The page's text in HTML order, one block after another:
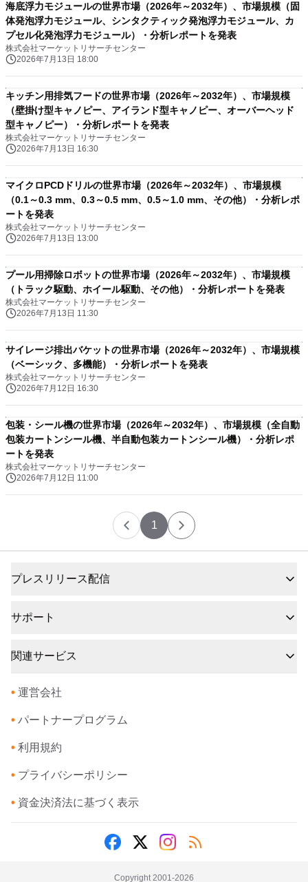
海底浮力モジュールの世界市場（2026年～2032年）、市場規模（固
体発泡浮力モジュール、シンタクティック発泡浮力モジュール、カ
プセル化発泡浮力モジュール）・分析レポートを発表
株式会社マーケットリサーチセンター
2026年7月13日 18:00
キッチン用排気フードの世界市場（2026年～2032年）、市場規模
（壁掛け型キャノピー、アイランド型キャノピー、オーバーヘッド
型キャノピー）・分析レポートを発表
株式会社マーケットリサーチセンター
2026年7月13日 16:30
マイクロPCDドリルの世界市場（2026年～2032年）、市場規模
（0.1～0.3 mm、0.3～0.5 mm、0.5～1.0 mm、その他）・分析レポ
ートを発表
株式会社マーケットリサーチセンター
2026年7月13日 13:00
プール用掃除ロボットの世界市場（2026年～2032年）、市場規模
（トラック駆動、ホイール駆動、その他）・分析レポートを発表
株式会社マーケットリサーチセンター
2026年7月13日 11:30
サイレージ排出バケットの世界市場（2026年～2032年）、市場規模
（ベーシック、多機能）・分析レポートを発表
株式会社マーケットリサーチセンター
2026年7月12日 16:30
包装・シール機の世界市場（2026年～2032年）、市場規模（全自動
包装カートンシール機、半自動包装カートンシール機）・分析レポ
ートを発表
株式会社マーケットリサーチセンター
2026年7月12日 11:00
1
プレスリリース配信
サポート
関連サービス
• 運営会社
• パートナープログラム
• 利用規約
• プライバシーポリシー
• 資金決済法に基づく表示
Copyright 2001-2026